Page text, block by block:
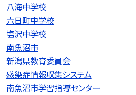
八海中学校
六日町中学校
塩沢中学校
南魚沼市
新潟県教育委員会
感染症情報収集システム
南魚沼市学習指導センター